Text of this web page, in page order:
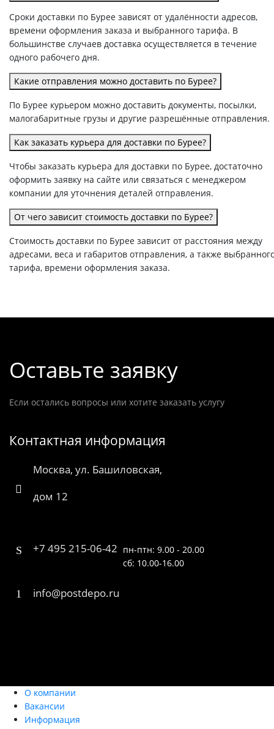
Сроки доставки по Бурее зависят от удалённости адресов,
времени оформления заказа и выбранного тарифа. В
большинстве случаев доставка осуществляется в течение
одного рабочего дня.
Какие отправления можно доставить по Бурее?
По Бурее курьером можно доставить документы, посылки,
малогабаритные грузы и другие разрешённые отправления.
Как заказать курьера для доставки по Бурее?
Чтобы заказать курьера для доставки по Бурее, достаточно
оформить заявку на сайте или связаться с менеджером
компании для уточнения деталей отправления.
От чего зависит стоимость доставки по Бурее?
Стоимость доставки по Бурее зависит от расстояния между
адресами, веса и габаритов отправления, а также
тарифа, времени оформления заказа.
Оставьте заявку
Если остались вопросы или хотите заказать услугу
Контактная информация
Москва, ул. Башиловская,
дом 12
+7 495 215-06-42 пн-птн: 9.00 - 20.00
сб: 10.00-16.00
info@postdepo.ru
О компании
Вакансии
Информация